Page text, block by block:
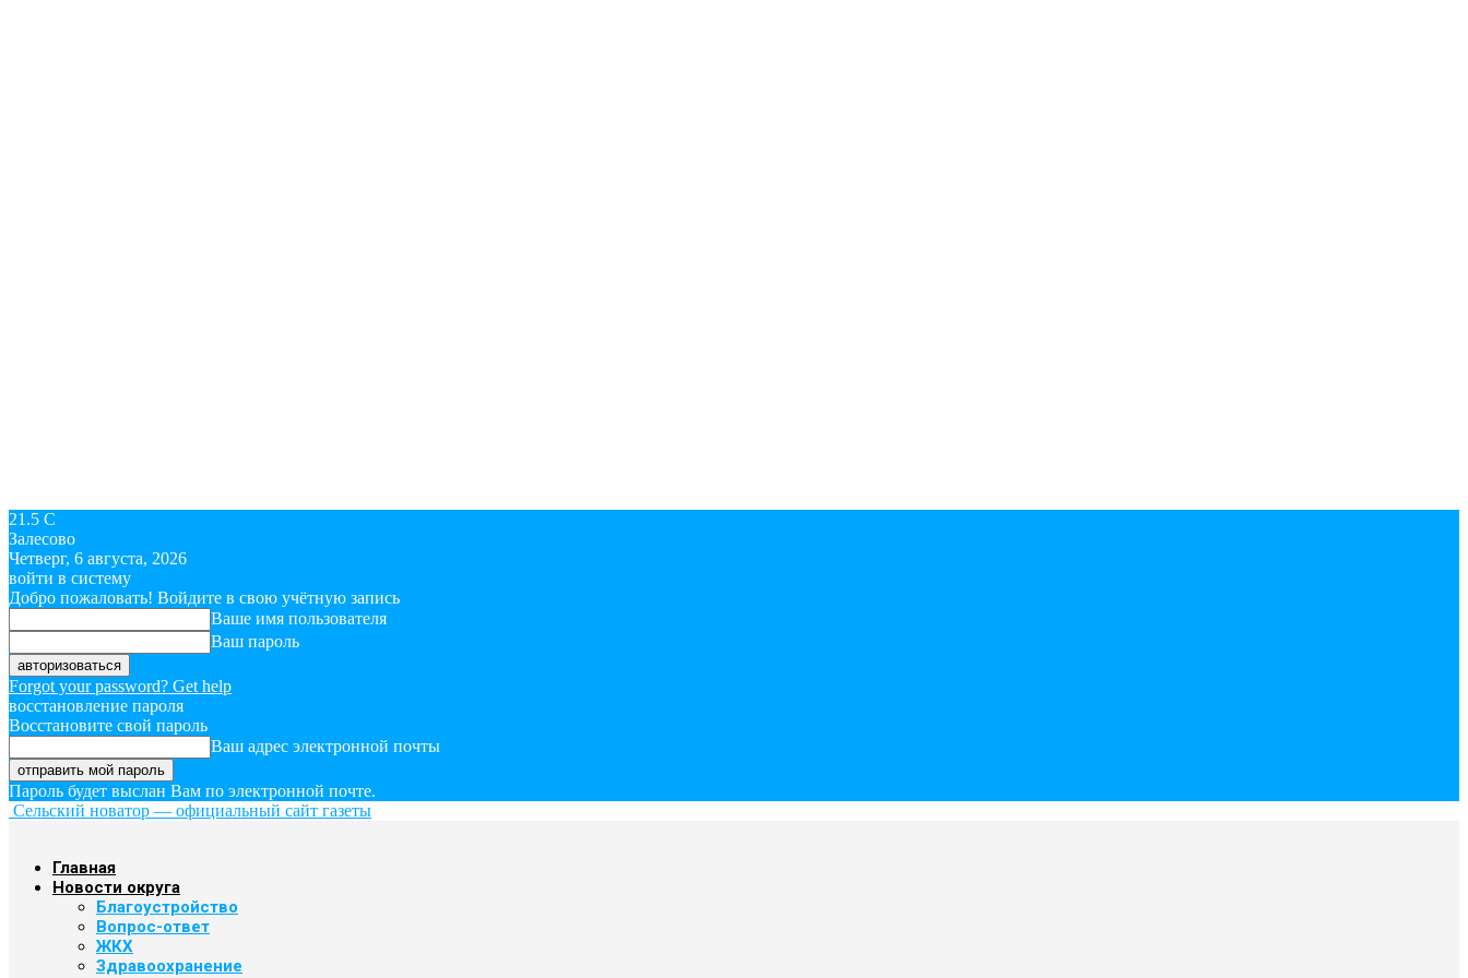
21.5 C
Залесово
Четверг, 6 августа, 2026
войти в систему
Добро пожаловать! Войдите в свою учётную запись
Ваше имя пользователя
Ваш пароль
Forgot your password? Get help
восстановление пароля
Восстановите свой пароль
Ваш адрес электронной почты
Пароль будет выслан Вам по электронной почте.
Сельский новатор — официальный сайт газеты
Главная
Новости округа
Благоустройство
Вопрос-ответ
ЖКХ
Здравоохранение